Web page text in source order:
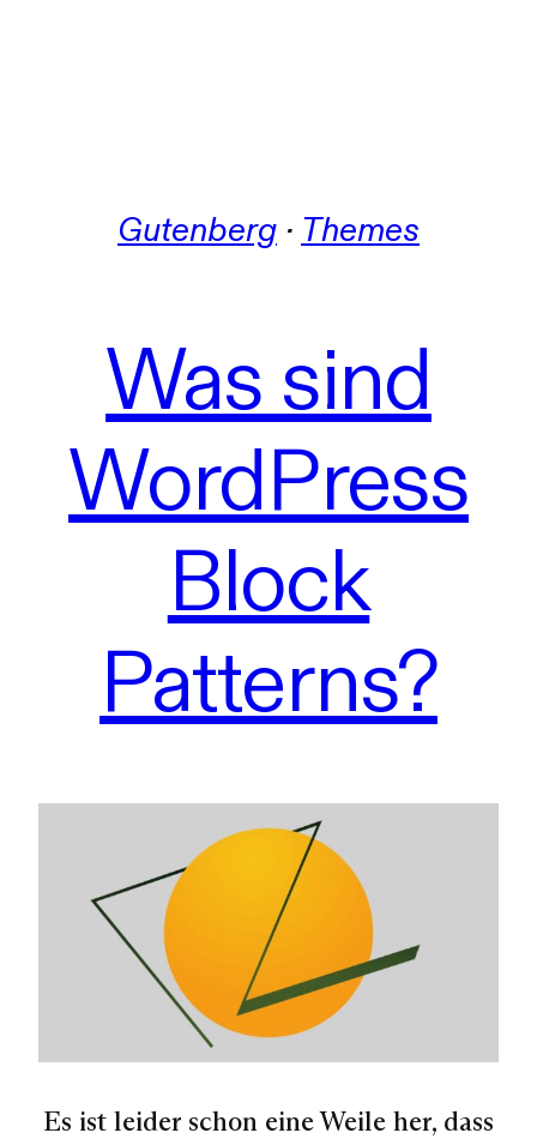
Gutenberg · Themes
Was sind
WordPress
Block
Patterns?
Es ist leider schon eine Weile her, dass